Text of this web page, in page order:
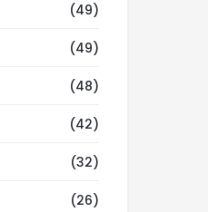
(49)
(49)
(48)
(42)
(32)
(26)